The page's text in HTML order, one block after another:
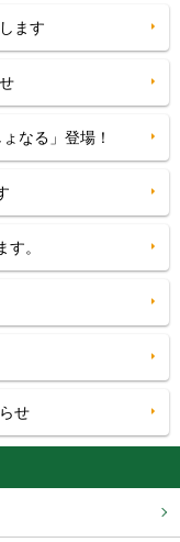
ます
なる」登場！
。
せ